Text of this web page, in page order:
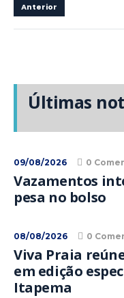
Anterior
Últimas
09/08/2026 0
Vazamentos
pesa no bolso
08/08/2026 0
Viva Praia
em edição
Itapema